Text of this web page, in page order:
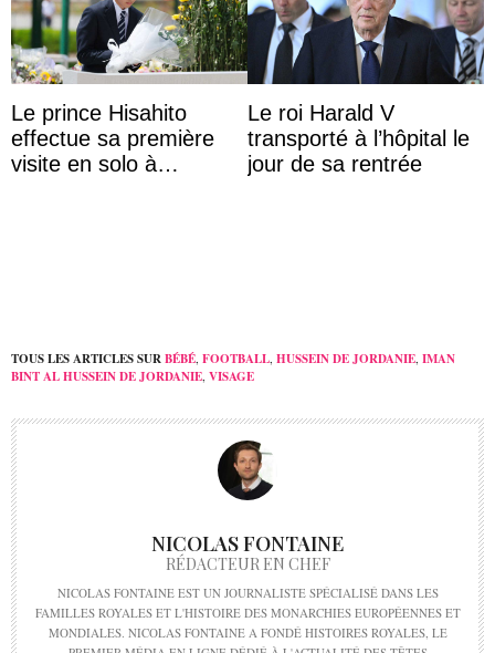
Le prince Hisahito
effectue sa première
visite en solo à
Le roi Harald V
transporté à l’hôpital le
jour de sa rentrée
TOUS LES ARTICLES SURBÉBÉ, FOOTBALL, HUSSEIN DE JORDANIE, IMAN
BINT AL HUSSEIN DE JORDANIE, VISAGE
NICOLAS FONTAINE
RÉDACTEUR EN CHEF
NICOLAS FONTAINE EST UN JOURNALISTE SPÉCIALISÉ DANS LES
FAMILLES ROYALES ET L'HISTOIRE DES MONARCHIES EUROPÉENNES ET
MONDIALES. NICOLAS FONTAINE A FONDÉ HISTOIRES ROYALES, LE